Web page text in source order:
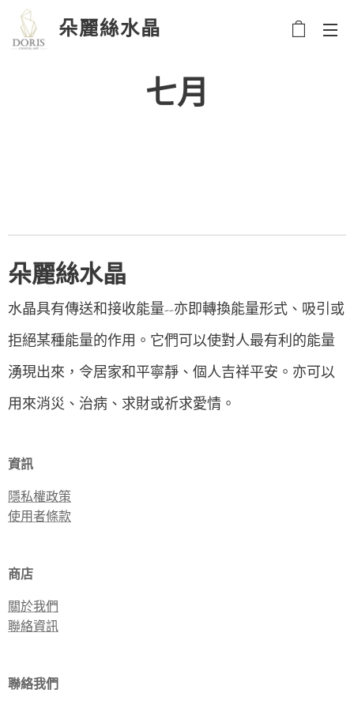
朵麗絲水晶
七月
朵麗絲水晶
水晶具有傳送和接收能量--亦即轉換能量形式、吸引或
拒絕某種能量的作用。它們可以使對人最有利的能量
湧現出來，令居家和平寧靜、個人吉祥平安。亦可以
用來消災、治病、求財或祈求愛情。
資訊
隱私權政策
使用者條款
商店
關於我們
聯絡資訊
聯絡我們